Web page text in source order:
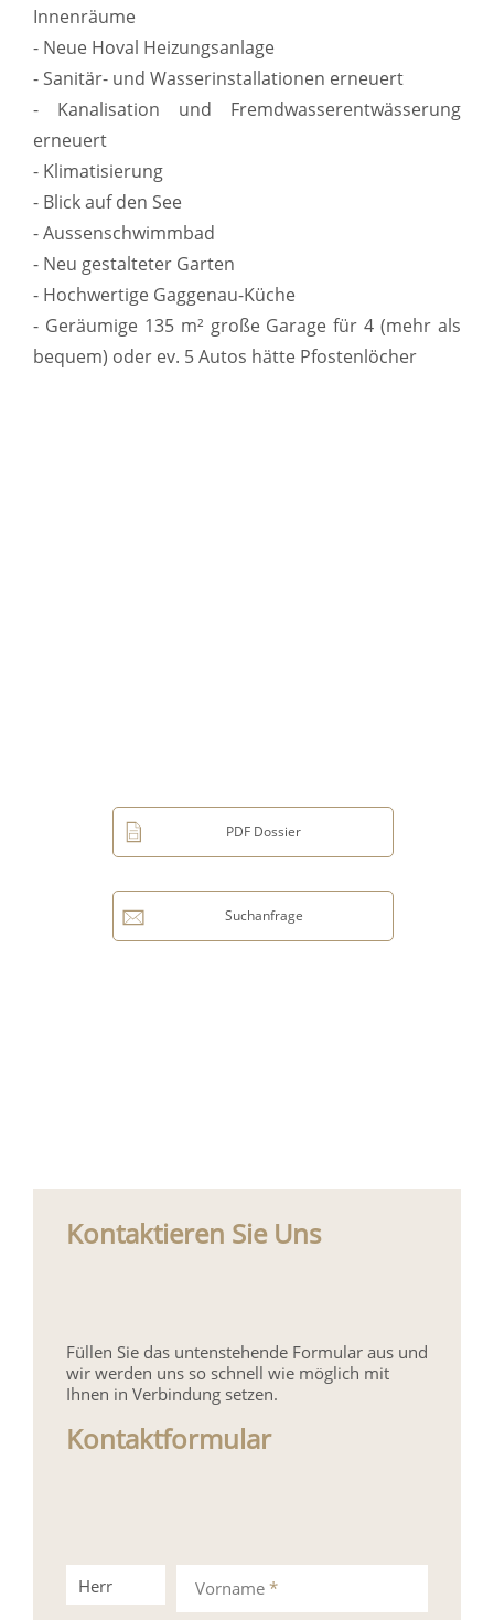
Innenräume
- Neue Hoval Heizungsanlage
- Sanitär- und Wasserinstallationen erneuert
- Kanalisation und Fremdwasserentwässerung
erneuert
- Klimatisierung
- Blick auf den See
- Aussenschwimmbad
- Neu gestalteter Garten
- Hochwertige Gaggenau-Küche
- Geräumige 135 m² große Garage für 4 (mehr als
bequem) oder ev. 5 Autos hätte Pfostenlöcher
Kontaktieren Sie Uns
Füllen Sie das untenstehende Formular aus und
wir werden uns so schnell wie möglich mit
Ihnen in Verbindung setzen.
Kontaktformular
Herr Frau
Vorname *
PDF Dossier
Suchanfrage